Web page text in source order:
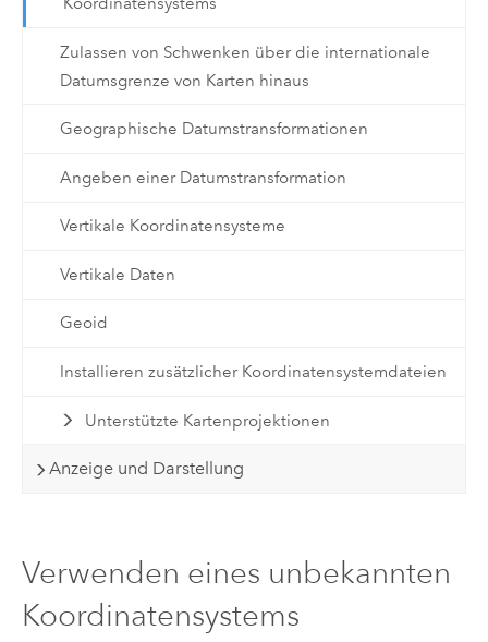
Zulassen von Schwenken über die internationale
Datumsgrenze von Karten hinaus
Geographische Datumstransformationen
Angeben einer Datumstransformation
Vertikale Koordinatensysteme
Vertikale Daten
Geoid
Installieren zusätzlicher Koordinatensystemdateien
Unterstützte Kartenprojektionen
Anzeige und Darstellung
Verwenden eines unbekannten
Koordinatensystems